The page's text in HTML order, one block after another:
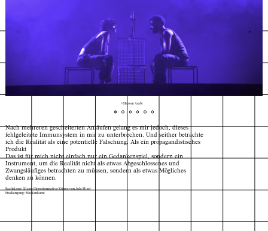
© Hazem Arabi
→
←
Nach mehreren gescheiterten Anläufen gelang es mir jedoch, dieses
fehlgeleitete Immunsystem in mir zu unterbrechen. Und seither betrachte
ich die Realität als eine potentielle Fälschung. Als ein propagandistisches
Produkt
Das ist für mich nicht einfach nur ein Gedankenspiel, sondern ein
Instrument, um die Realität nicht als etwas Abgeschlossenes und
Zwangsläufiges betrachten zu müssen, sondern als etwas Mögliches
denken zu können.
Fachklasse: Klasse für performative Künste von Jule Flierl
Studiengang: Medienkunst